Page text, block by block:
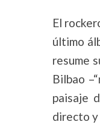
El
último
resume
Bilbao
paisaje
directo y